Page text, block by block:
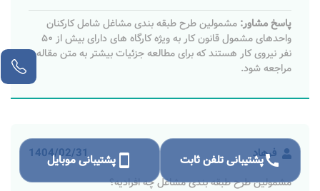
پاسخ مشاور: مشمولین طرح طبقه‌ بندی مشاغل شامل کارکنان
واحدهای مشمول قانون کار به ‌ویژه کارگاه‌ های دارای بیش از ۵۰
نفر نیروی کار هستند که برای مطالعه جزئیات بیشتر به متن مقاله
مراجعه شود.
فرهاد 1404/02/31
مشمولین طرح طبقه‌ بندی مشاغل چه افرادیه؟
callپشتیبانی تلفن ثابت smartphoneپشتیبانی موبایل